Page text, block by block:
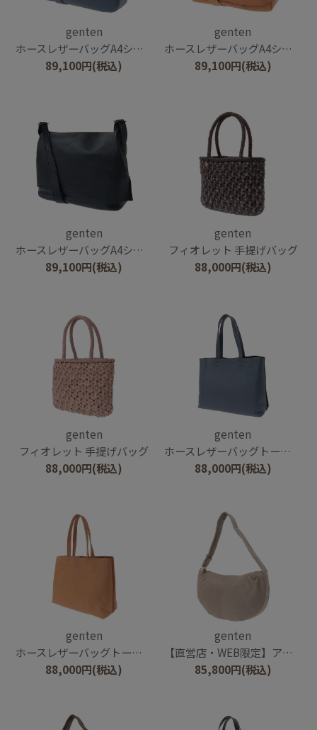
genten
ホースレザーバッグA4ショルダー
89,100円(税込)
genten
ホースレザーバッグA4ショルダー
89,100円(税込)
genten
ホースレザーバッグA4ショルダー
89,100円(税込)
genten
フィオレット 手提げバッグ
88,000円(税込)
genten
フィオレット 手提げバッグ
88,000円(税込)
genten
ホースレザーバッグトート（大）
88,000円(税込)
genten
ホースレザーバッグトート（大）
88,000円(税込)
genten
【直営店・WEB限定】アマカ ショルダーバッグ大
85,800円(税込)